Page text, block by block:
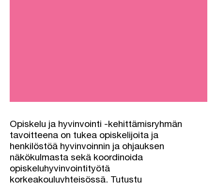
Opiskelu ja hyvinvointi -kehittämisryhmän
tavoitteena on tukea opiskelijoita ja
henkilöstöä hyvinvoinnin ja ohjauksen
näkökulmasta sekä koordinoida
opiskeluhyvinvointityötä
korkeakouluyhteisössä. Tutustu